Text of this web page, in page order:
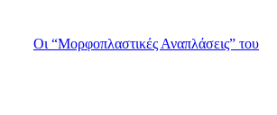
Οι “Μορφοπλαστικές Αναπλάσεις” του